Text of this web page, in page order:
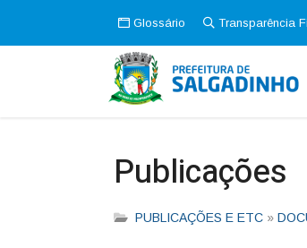
Glossário Transparência
Publicações
PUBLICAÇÕES E ETC »